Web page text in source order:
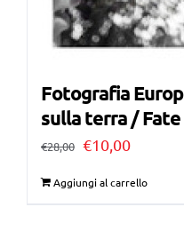
Fotografia
sulla terra /
€28,00 Il
€10,00Il
Aggiungi al carrello